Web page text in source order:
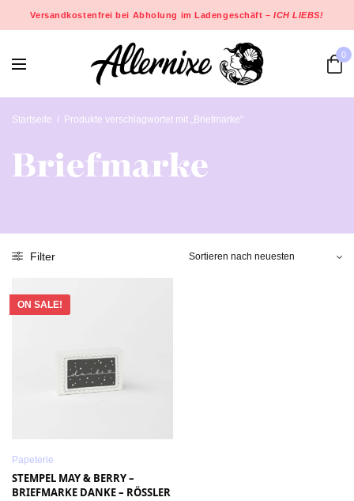
Versandkostenfrei bei Abholung im Ladengeschäft –ICH LIEBS!
0
Startseite / Produkte verschlagwortet mit „Briefmarke“
Briefmarke
Filter
ON SALE!
Papeterie
STEMPEL MAY & BERRY –
BRIEFMARKE DANKE – RÖSSLER